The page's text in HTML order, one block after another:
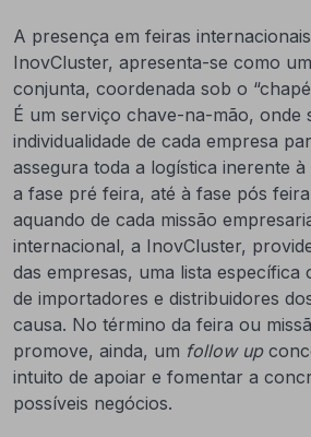
A presença em feiras
InovCluster, apresenta-se como
conjunta, coordenada sob o
É um serviço chave-na-mão, onde
individualidade de cada empresa
assegura toda a logística inerente
a fase pré feira, até à fase pós
aquando de cada missão
internacional, a InovCluster,
das empresas, uma lista específica
de importadores e distribuidores
causa. No término da feira ou
promove, ainda, um follow up
intuito de apoiar e fomentar a
possíveis negócios.